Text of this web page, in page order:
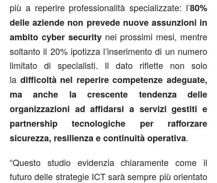
più a reperire professionalità specializzate: l’80%
delle aziende non prevede nuove assunzioni in
ambito cyber security nei prossimi mesi, mentre
soltanto il 20% ipotizza l’inserimento di un numero
limitato di specialisti. Il dato riflette non solo
la difficoltà nel reperire competenze adeguate,
ma anche la crescente tendenza delle
organizzazioni ad affidarsi a servizi gestiti e
partnership tecnologiche per rafforzare
sicurezza, resilienza e continuità operativa.
“Questo studio evidenzia chiaramente come il
futuro delle strategie ICT sarà sempre più orientato